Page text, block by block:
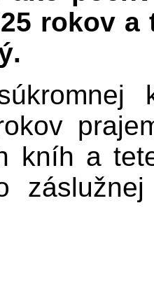
rokov a
kníh a